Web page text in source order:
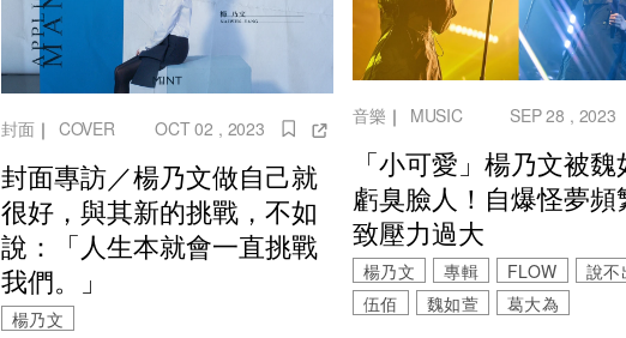
封面｜ COVER OCT 02 , 2023
封面專訪／楊乃文做自己就
很好，與其新的挑戰，不如
說：「人生本就會一直挑戰
我們。」
楊乃文
音樂 ｜ MUSIC SEP 28 , 2023
「小可愛」楊乃文被
虧臭臉人！自爆怪夢頻
致壓力過大
楊乃文 專輯 FLOW
說不
伍佰
魏如萱 葛大為